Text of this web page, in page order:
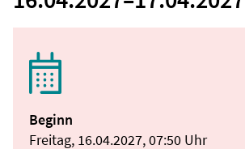
Beginn
Freitag, 16.04.2027, 07:50 Uhr